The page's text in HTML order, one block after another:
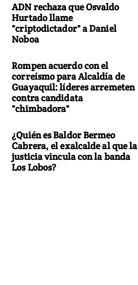
ADN rechaza que Osvaldo
Hurtado llame
"criptodictador" a Daniel
Noboa
Rompen acuerdo con el
correísmo para Alcaldía de
Guayaquil: líderes arremeten
contra candidata
"chimbadora"
¿Quién es Baldor Bermeo
Cabrera, el exalcalde al que la
justicia vincula con la banda
Los Lobos?